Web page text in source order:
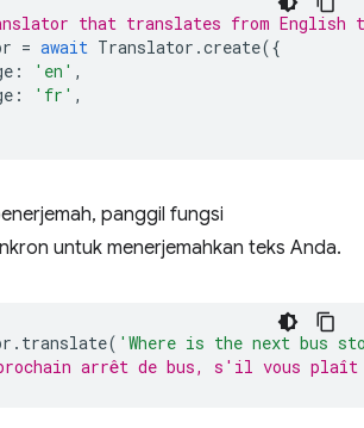
that translates from English
= await Translator .create({
: 'en' ,
: 'fr' ,
panggil fungsi
untuk menerjemahkan teks Anda.
. translate( 'Where is the next bus
arrêt de bus, s'il vous